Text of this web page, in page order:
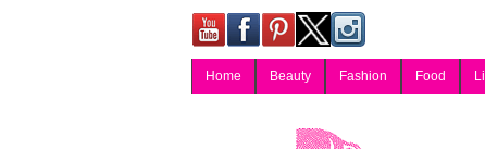
Home Beauty Fashion Food